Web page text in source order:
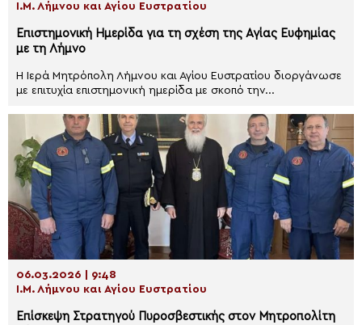
Ι.Μ. Λήμνου και Αγίου Ευστρατίου
Επιστημονική Ημερίδα για τη σχέση της Αγίας Ευφημίας
με τη Λήμνο
Η Ιερά Μητρόπολη Λήμνου και Αγίου Ευστρατίου διοργάνωσε
με επιτυχία επιστημονική ημερίδα με σκοπό την...
06.03.2026 | 9:48
Ι.Μ. Λήμνου και Αγίου Ευστρατίου
Επίσκεψη Στρατηγού Πυροσβεστικής στον Μητροπολίτη